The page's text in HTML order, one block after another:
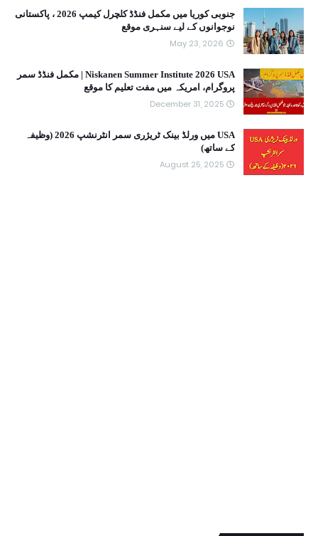
جنوبی کوریا میں مکمل فنڈڈ کلچرل کیمپ 2026 ، پاکستانی
نوجوانوں کے لیے سنہری موقع
May 23, 2026
Niskanen Summer Institute 2026 USA | مکمل فنڈڈ سمر
پروگرام، امریکہ میں مفت تعلیم کا موقع
December 31, 2025
USA میں ورلڈ بینک ٹریژری سمر انٹرنشپ 2026 (وظیفہ
کے ساتھ)
August 25, 2025